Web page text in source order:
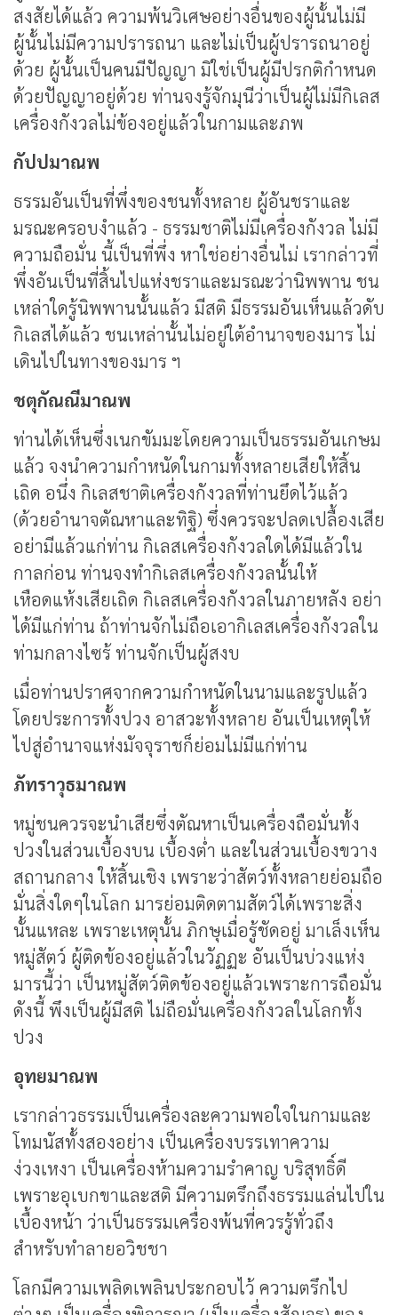
สงสัยได้แล้ว ความพ้นวิเศษอย่างอื่นของผู้นั้นไม่มี
ผู้นั้นไม่มีความปรารถนา และไม่เป็นผู้ปรารถนาอยู่
ด้วย ผู้นั้นเป็นคนมีปัญญา มิใช่เป็นผู้มีปรกติกำหนด
ด้วยปัญญาอยู่ด้วย ท่านจงรู้จักมุนีว่าเป็นผู้ไม่มีกิเลส
เครื่องกังวลไม่ข้องอยู่แล้วในกามและภพ
กัปปมาณพ
ธรรมอันเป็นที่พึ่งของชนทั้งหลาย ผู้อันชราและ
มรณะครอบงำแล้ว - ธรรมชาติไม่มีเครื่องกังวล ไม่มี
ความถือมั่น นี้เป็นที่พึ่ง หาใช่อย่างอื่นไม่ เรากล่าวที่
พึ่งอันเป็นที่สิ้นไปแห่งชราและมรณะว่านิพพาน ชน
เหล่าใดรู้นิพพานนั้นแล้ว มีสติ มีธรรมอันเห็นแล้วดับ
กิเลสได้แล้ว ชนเหล่านั้นไม่อยู่ใต้อำนาจของมาร ไม่
เดินไปในทางของมาร ฯ
ชตุกัณณีมาณพ
ท่านได้เห็นซึ่งเนกขัมมะโดยความเป็นธรรมอันเกษม
แล้ว จงนำความกำหนัดในกามทั้งหลายเสียให้สิ้น
เถิด อนึ่ง กิเลสชาติเครื่องกังวลที่ท่านยึดไว้แล้ว
(ด้วยอำนาจตัณหาและทิฐิ) ซึ่งควรจะปลดเปลื้องเสีย
อย่ามีแล้วแก่ท่าน กิเลสเครื่องกังวลใดได้มีแล้วใน
กาลก่อน ท่านจงทำกิเลสเครื่องกังวลนั้นให้
เหือดแห้งเสียเถิด กิเลสเครื่องกังวลในภายหลัง อย่า
ได้มีแก่ท่าน ถ้าท่านจักไม่ถือเอากิเลสเครื่องกังวลใน
ท่ามกลางไซร้ ท่านจักเป็นผู้สงบ
เมื่อท่านปราศจากความกำหนัดในนามและรูปแล้ว
โดยประการทั้งปวง อาสวะทั้งหลาย อันเป็นเหตุให้
ไปสู่อำนาจแห่งมัจจุราชก็ย่อมไม่มีแก่ท่าน
ภัทราวุธมาณพ
หมู่ชนควรจะนำเสียซึ่งตัณหาเป็นเครื่องถือมั่นทั้ง
ปวงในส่วนเบื้องบน เบื้องต่ำ และในส่วนเบื้องขวาง
สถานกลาง ให้สิ้นเชิง เพราะว่าสัตว์ทั้งหลายย่อมถือ
มั่นสิ่งใดๆในโลก มารย่อมติดตามสัตว์ได้เพราะสิ่ง
นั้นแหละ เพราะเหตุนั้น ภิกษุเมื่อรู้ชัดอยู่ มาเล็งเห็น
หมู่สัตว์ ผู้ติดข้องอยู่แล้วในวัฏฏะ อันเป็นบ่วงแห่ง
มารนี้ว่า เป็นหมู่สัตว์ติดข้องอยู่แล้วเพราะการถือมั่น
ดังนี้ พึงเป็นผู้มีสติ ไม่ถือมั่นเครื่องกังวลในโลกทั้ง
ปวง
อุทยมาณพ
เรากล่าวธรรมเป็นเครื่องละความพอใจในกามและ
โทมนัสทั้งสองอย่าง เป็นเครื่องบรรเทาความ
ง่วงเหงา เป็นเครื่องห้ามความรำคาญ บริสุทธิ์ดี
เพราะอุเบกขาและสติ มีความตรึกถึงธรรมแล่นไปใน
เบื้องหน้า ว่าเป็นธรรมเครื่องพ้นที่ควรรู้ทั่วถึง
สำหรับทำลายอวิชชา
โลกมีความเพลิดเพลินประกอบไว้ ความตรึกไป